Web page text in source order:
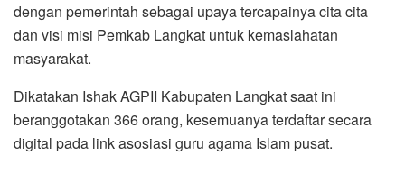
dengan pemerintah sebagai upaya tercapainya cita cita
dan visi misi Pemkab Langkat untuk kemaslahatan
masyarakat.
Dikatakan Ishak AGPII Kabupaten Langkat saat ini
beranggotakan 366 orang, kesemuanya terdaftar secara
digital pada link asosiasi guru agama Islam pusat.